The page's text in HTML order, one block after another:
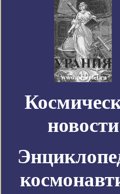
новости